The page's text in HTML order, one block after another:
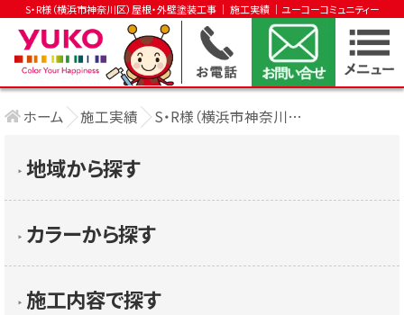
S・R様（横浜市神奈川区）屋根・外壁塗装工事 │ 施工実績 │ユーコーコミュニティー
ホーム 施工実績 S・R様（横浜市神奈川区）屋根・外壁塗装工 ....
▶︎ 施工内容で探す
▶︎ カラーから探す
▶︎ 地域から探す